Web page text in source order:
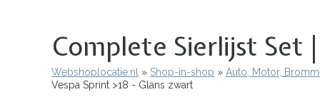
Complete Sierlijst Set
Kruimelpad
Webshoplocatie.nl Shop-in-shop Auto, Motor,
Vespa Sprint >18 - Glans zwart